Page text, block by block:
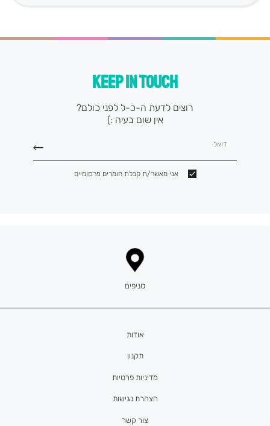
KEEP IN TOUCH
רוצים לדעת ה-כ-ל לפני כולם?
אין שום בעיה :)
דואל
אני מאשר/ת קבלת חומרים פרסומיים
אודות
תקנון
מדיניות פרטיות
הצהרת נגישות
צור קשר
סניפים